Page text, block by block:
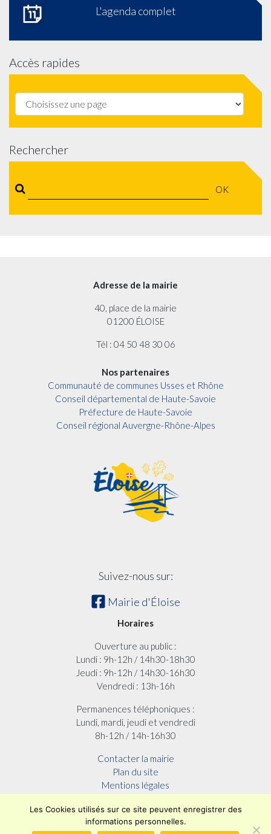
L'agenda complet
Accès rapides
Rechercher
OK
Adresse de la mairie
40, place de la mairie
01200 ÉLOISE
Tél : 04 50 48 30 06
Nos partenaires
Communauté de communes Usses et Rhône
Conseil départemental de Haute-Savoie
Préfecture de Haute-Savoie
Conseil régional Auvergne-Rhône-Alpes
Suivez-nous sur:
Mairie d'Éloise
Horaires
Ouverture au public :
Lundi : 9h-12h / 14h30-18h30
Jeudi : 9h-12h / 14h30-16h30
Vendredi : 13h-16h
Permanences téléphoniques :
Lundi, mardi, jeudi et vendredi
8h-12h / 14h-16h30
Contacter la mairie
Plan du site
Mentions légales
Accessibilité (en cours)
Les Cookies utilisés sur ce site peuvent enregistrer des
informations personnelles.